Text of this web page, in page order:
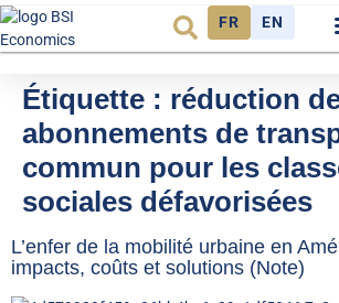
FR EN
Étiquette : réduction
abonnements de
commun pour les
sociales défavorisées
L’enfer de la mobilité urbaine en
impacts, coûts et solutions (Note)